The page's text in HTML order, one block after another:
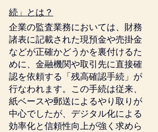
続」とは？
企業の監査業務においては、財務
諸表に記載された現預金や売掛金
などが正確かどうかを裏付けるた
めに、金融機関や取引先に直接確
認を依頼する「残高確認手続」が
行なわれます。この手続は従来、
紙ベースや郵送によるやり取りが
中心でしたが、デジタル化による
効率化と信頼性向上が強く求めら